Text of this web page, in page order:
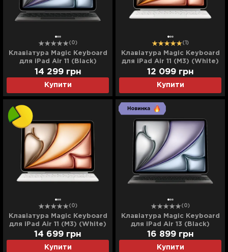
(0)
Клавіатура Magic Keyboard
для iPad Air 11 (Black)
(MGYX4) (2025)
Купити
14 299 грн
(1)
Клавіатура Magic Keyboard
для iPad Air 11 (M3) (White)
(MDFV4)
Купити
12 099 грн
(0)
Клавіатура Magic Keyboard
для iPad Air 11 (M3) (White)
(MDFV4) (Ultra)
Купити
14 699 грн
(0)
Клавіатура Magic Keyboard
для iPad Air 13 (Black)
(MGYY4) (2025)
Купити
16 899 грн